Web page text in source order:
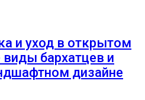
и уход в открытом
виды бархатцев и
дизайне